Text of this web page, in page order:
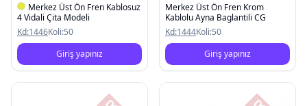
Merkez Üst Ön Fren Kablosuz
4 Vidali Çita Modeli
Kd:1446Koli:50
Giriş yapınız
Merkez Üst Ön Fren Krom
Kablolu Ayna Baglantili CG
Kd:1444Koli:50
Giriş yapınız